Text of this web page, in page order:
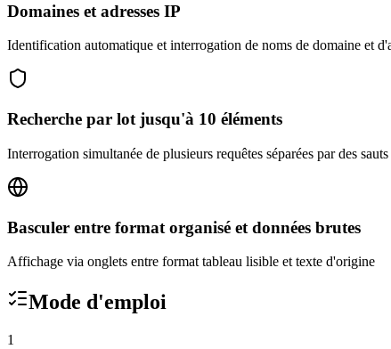
Domaines et adresses IP
Identification automatique et interrogation de noms de domaine et
Recherche par lot jusqu'à 10 éléments
Interrogation simultanée de plusieurs requêtes séparées par des
Basculer entre format organisé et données brutes
Affichage via onglets entre format tableau lisible et texte d'origine
Mode d'emploi
1